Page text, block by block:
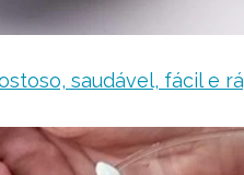
saudável, fácil e